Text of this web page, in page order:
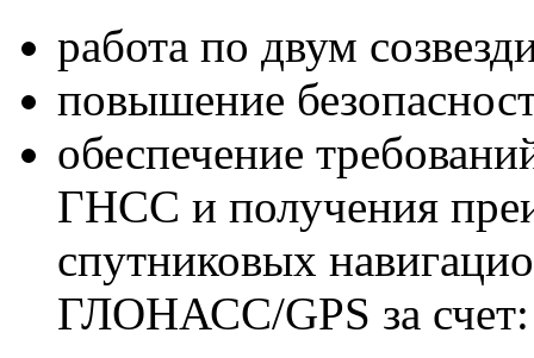
работа по двум
повышение
обеспечение
ГНСС и получения
спутниковых
ГЛОНАСС/GPS за счет: